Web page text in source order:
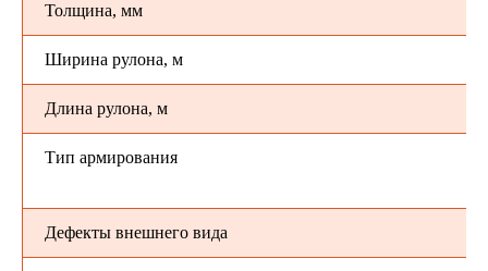
Толщина, мм
Ширина рулона, м
Длина рулона, м
Тип армирования
Дефекты внешнего вида